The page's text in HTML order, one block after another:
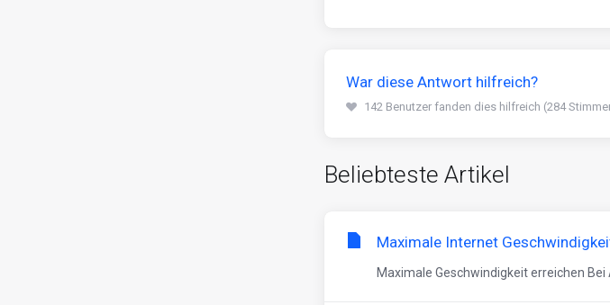
War diese Antwort hilfreich?
142 Benutzer fanden dies hilfreich (284
Beliebteste Artikel
Maximale Internet
Maximale Geschwindigkeit erreichen Bei